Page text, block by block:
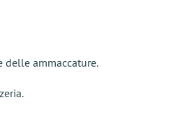
delle ammaccature.